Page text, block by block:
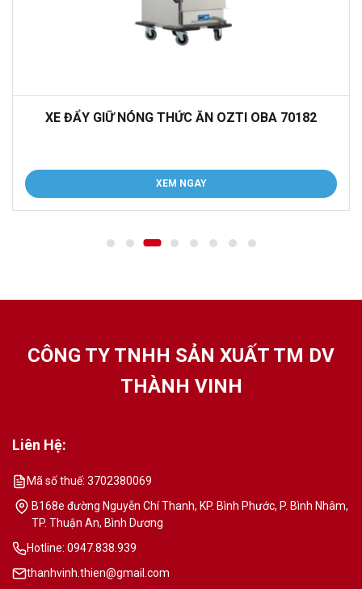
XE ĐẨY GIỮ NÓNG THỨC ĂN OZTI OBA 70182
XEM NGAY
CÔNG TY TNHH SẢN XUẤT TM DV
THÀNH VINH
Liên Hệ:
Mã số thuế: 3702380069
B168e đường Nguyễn Chí Thanh, KP. Bình Phước, P. Bình Nhâm,
TP. Thuận An, Bình Dương
Hotline: 0947.838.939
thanhvinh.thien@gmail.com